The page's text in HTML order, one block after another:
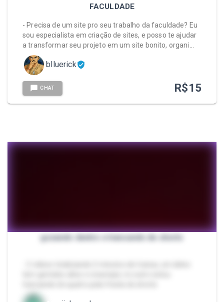
FACULDADE
- Precisa de um site pro seu trabalho da faculdade? Eu
sou especialista em criação de sites, e posso te ajudar
a transformar seu projeto em um site bonito, organi…
blluerick
CHAT R$15
gozando dentro e transando de shorts